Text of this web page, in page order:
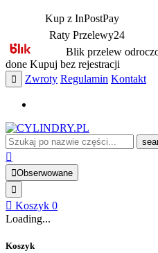
Kup z InPostPay
Raty Przelewy24
Blik przelew
done Kupuj bez rejestracji
Zwroty Regulamin Kontakt
Obserwowane
Koszyk 0
Loading...
Koszyk